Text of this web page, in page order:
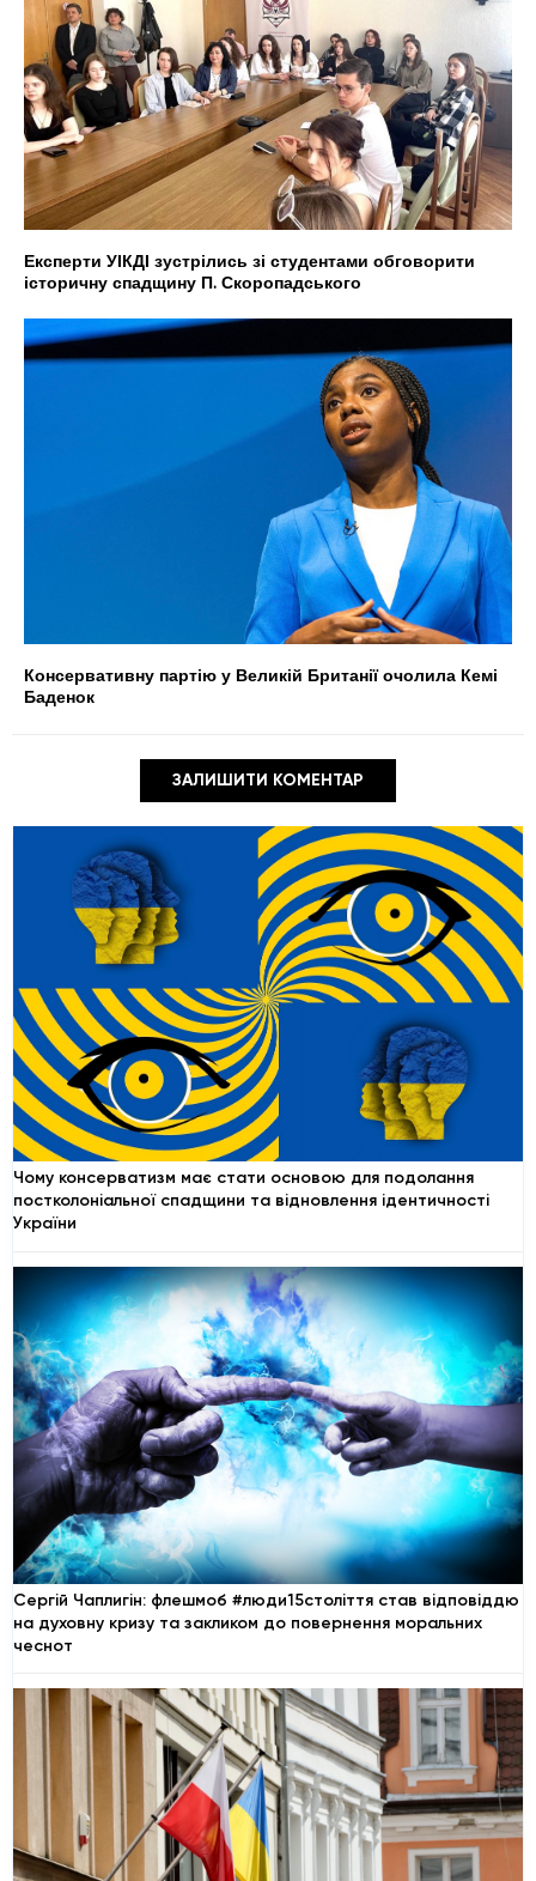
Експерти УІКДІ зустрілись зі студентами обговорити
історичну спадщину П. Скоропадського
Консервативну партію у Великій Британії очолила Кемі
Баденок
ЗАЛИШИТИ КОМЕНТАР
Чому консерватизм має стати основою для подолання
постколоніальної спадщини та відновлення ідентичності
України
Сергій Чаплигін: флешмоб #люди15століття став відповіддю
на духовну кризу та закликом до повернення моральних
чеснот